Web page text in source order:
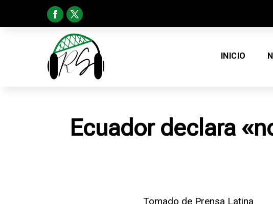
INICIO
Ecuador declara
Tomado de Prensa Latina